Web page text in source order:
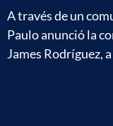
A través de un
Paulo anunció la
James Rodríguez,